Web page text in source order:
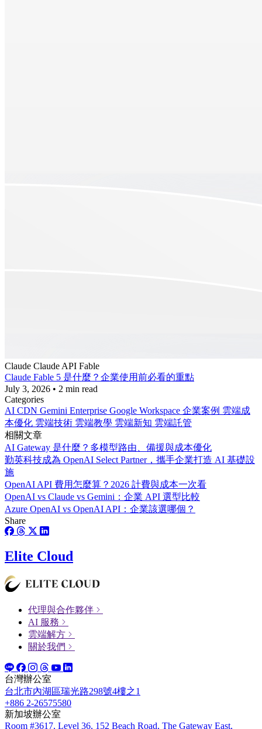
Claude Claude API Fable
Claude Fable 5 是什麼？企業使用前必看的重點
July 3, 2026 • 2 min read
Categories
AI CDN Gemini Enterprise Google Workspace 企業案例 雲端成
本優化 雲端技術 雲端教學 雲端新知 雲端託管
相關文章
AI Gateway 是什麼？多模型路由、備援與成本優化
勤英科技成為 OpenAI Select Partner，攜手企業打造 AI 基礎設
施
OpenAI API 費用怎麼算？2026 計費與成本一次看
OpenAI vs Claude vs Gemini：企業 API 選型比較
Azure OpenAI vs OpenAI API：企業該選哪個？
Share
Elite Cloud
代理與合作夥伴
AI 服務
雲端解方
關於我們
台灣辦公室
台北市內湖區瑞光路298號4樓之1
+886 2-26575580
新加坡辦公室
Room #3617, Level 36, 152 Beach Road, The Gateway East,